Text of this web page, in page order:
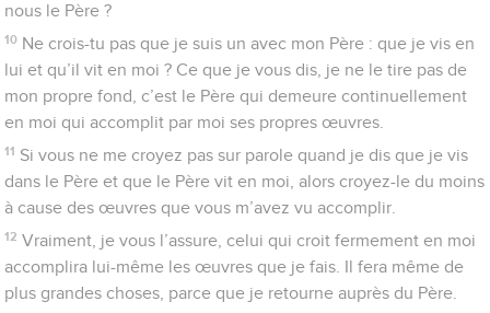
nous le Père ?
10 Ne crois-tu pas que je suis un avec mon Père : que je vis en
lui et qu’il vit en moi ? Ce que je vous dis, je ne le tire pas de
mon propre fond, c’est le Père qui demeure continuellement
en moi qui accomplit par moi ses propres œuvres.
11 Si vous ne me croyez pas sur parole quand je dis que je vis
dans le Père et que le Père vit en moi, alors croyez-le du moins
à cause des œuvres que vous m’avez vu accomplir.
12 Vraiment, je vous l’assure, celui qui croit fermement en moi
accomplira lui-même les œuvres que je fais. Il fera même de
plus grandes choses, parce que je retourne auprès du Père.